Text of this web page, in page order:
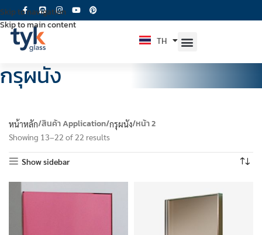
Skip to navigation
Skip to main content
TH
EN
กรุผนัง
หน้าหลัก สินค้า Application กรุผนัง หน้า 2
Showing 13–22 of 22 results
Show sidebar